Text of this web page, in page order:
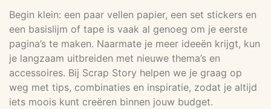
Begin klein: een paar vellen papier, een set stickers en
een basislijm of tape is vaak al genoeg om je eerste
pagina’s te maken. Naarmate je meer ideeën krijgt, kun
je langzaam uitbreiden met nieuwe thema’s en
accessoires. Bij Scrap Story helpen we je graag op
weg met tips, combinaties en inspiratie, zodat je altijd
iets moois kunt creëren binnen jouw budget.